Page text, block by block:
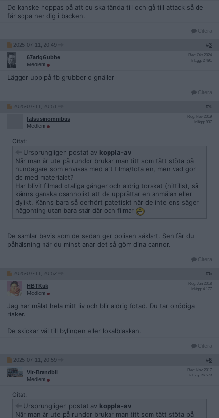
De kanske hoppas på att du ska tända till och gå till attack så de
får sopa ner dig i backen.
Citera
2025-07-11, 20:49 #3
67arigGubbe
Medlem
Reg: Okt 2024
Inlägg: 2 491
Lägger upp på fb grubber o gnäller
Citera
2025-07-11, 20:51 #4
falsusinomnibus
Medlem
Reg: Nov 2019
Inlägg: 937
Citat:
Ursprungligen postat av koppla-av
När man är ute på rundor brukar man titt som tätt stöta på
hundägare som envisas med att filma/fota en, men vad gör
de med materialet?
Har blivit filmad otaliga gånger och aldrig torskat (hittills), så
känns ganska osannolikt att de upprättar en anmälan eller
dylikt. Känns bara så oerhört patetiskt när de inte ens säger
någonting utan bara står där och filmar
De samlar bevis som de sedan ger polisen såklart. Sen får du
påhälsning när du minst anar det så göm dina cannor.
Citera
2025-07-11, 20:52 #5
HBTKuk
Medlem
Reg: Jan 2018
Inlägg: 4 177
Jag har målat hela mitt liv och blir aldrig fotad. Du tar onödiga
risker.
De skickar väl till bylingen eller lokalblaskan.
Citera
2025-07-11, 20:59 #6
Vit-Brandbil
Medlem
Reg: Nov 2017
Inlägg: 26 573
Citat:
Ursprungligen postat av koppla-av
När man är ute på rundor brukar man titt som tätt stöta på